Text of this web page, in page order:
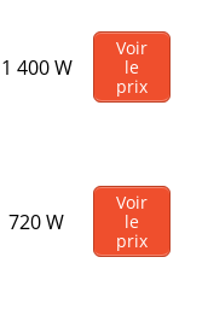
1 400 W
Voir
le
prix
720 W
Voir
le
prix